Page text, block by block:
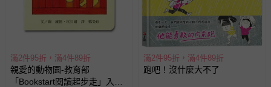
滿2件95折，滿4件89折
親愛的動物園-教育部
「Bookstart閱讀起步走」入選
滿2件95折，滿4件89折
跑吧！沒什麼大不了